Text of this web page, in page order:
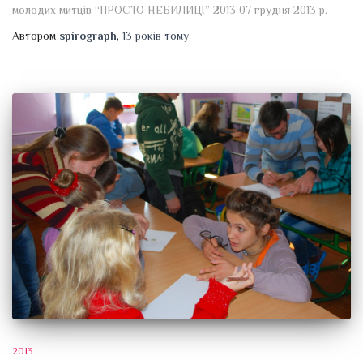
молодих митців “ПРОСТО НЕБИЛИЦІ” 2013 07 грудня 2013 р.
Автором spirograph, 13 років тому
2013